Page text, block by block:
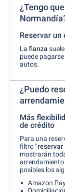
¿Tengo
Reservar un
La fianza
puede
autos.
¿Puedo
Más
de crédito
Para una
filtro"reservar
mostrarán
arrendamiento
posibles los
Amazon